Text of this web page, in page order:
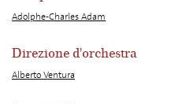
Adolphe-Charles Adam
Direzione d'orchestra
Alberto Ventura